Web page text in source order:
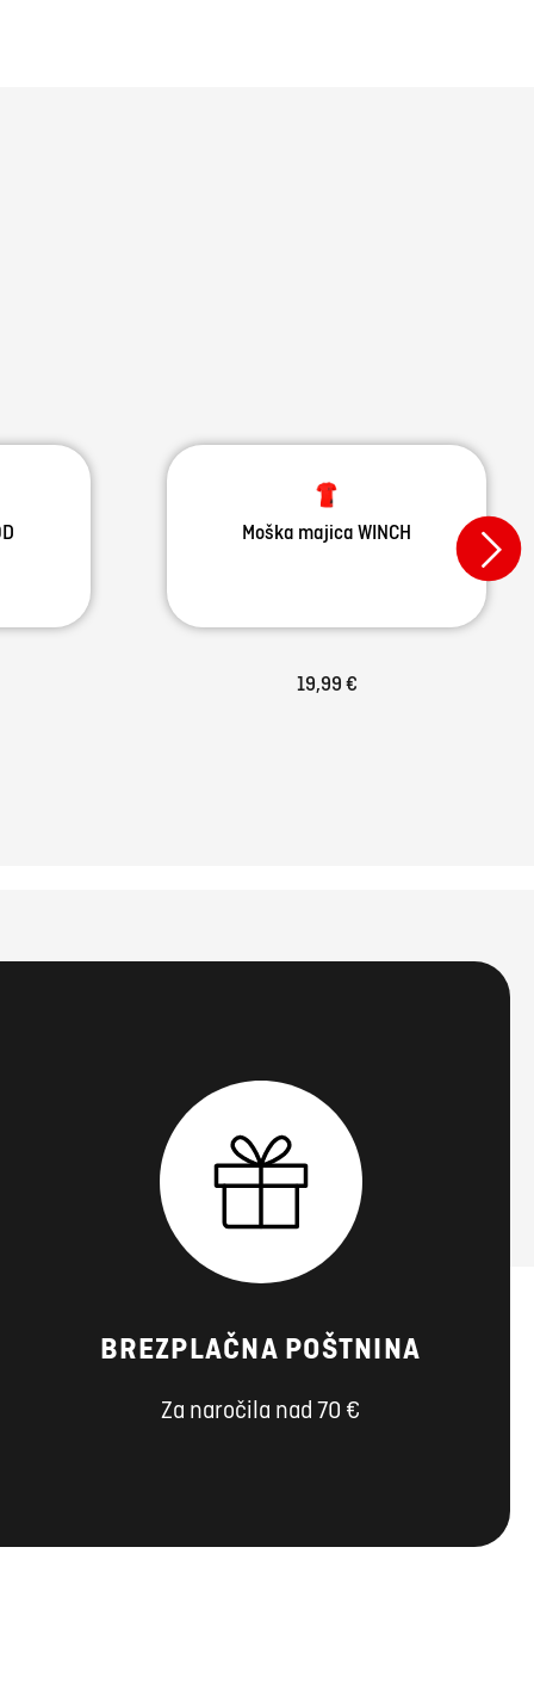
Moška majica WINCH
19,99 €
BREZPLAČNA POŠTNINA
Za naročila nad 70 €